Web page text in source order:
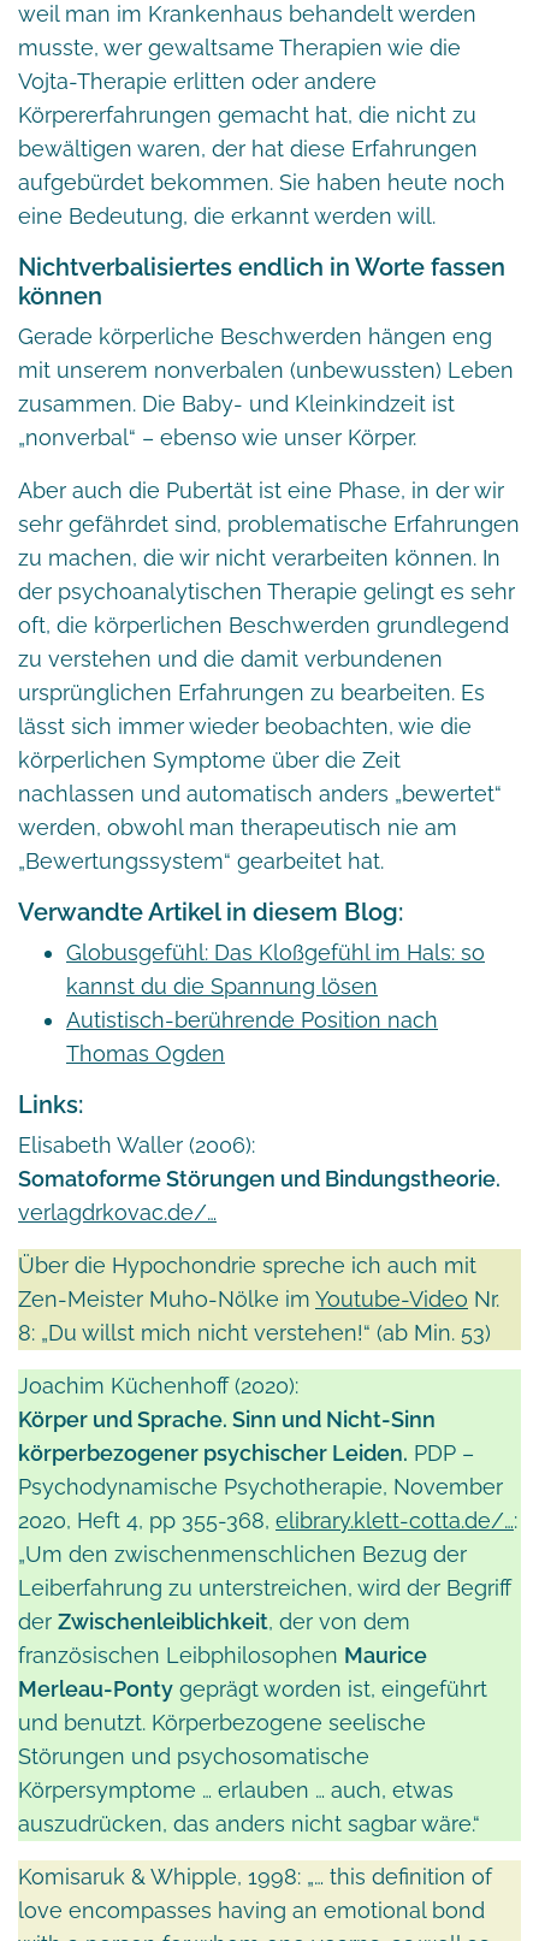
weil man im Krankenhaus behandelt werden
musste, wer gewaltsame Therapien wie die
Vojta-Therapie erlitten oder andere
Körpererfahrungen gemacht hat, die nicht zu
bewältigen waren, der hat diese Erfahrungen
aufgebürdet bekommen. Sie haben heute noch
eine Bedeutung, die erkannt werden will.
Nichtverbalisiertes endlich in Worte fassen
können
Gerade körperliche Beschwerden hängen eng
mit unserem nonverbalen (unbewussten) Leben
zusammen. Die Baby- und Kleinkindzeit ist
„nonverbal“ – ebenso wie unser Körper.
Aber auch die Pubertät ist eine Phase, in der wir
sehr gefährdet sind, problematische Erfahrungen
zu machen, die wir nicht verarbeiten können. In
der psychoanalytischen Therapie gelingt es sehr
oft, die körperlichen Beschwerden grundlegend
zu verstehen und die damit verbundenen
ursprünglichen Erfahrungen zu bearbeiten. Es
lässt sich immer wieder beobachten, wie die
körperlichen Symptome über die Zeit
nachlassen und automatisch anders „bewertet“
werden, obwohl man therapeutisch nie am
„Bewertungssystem“ gearbeitet hat.
Verwandte Artikel in diesem Blog:
Globusgefühl: Das Kloßgefühl im Hals: so
kannst du die Spannung lösen
Autistisch-berührende Position nach
Thomas Ogden
Links:
Elisabeth Waller (2006):
Somatoforme Störungen und Bindungstheorie.
verlagdrkovac.de/…
Über die Hypochondrie spreche ich auch mit
Zen-Meister Muho-Nölke im Youtube-Video Nr.
8: „Du willst mich nicht verstehen!“ (ab Min. 53)
Joachim Küchenhoff (2020):
Körper und Sprache. Sinn und Nicht-Sinn
körperbezogener psychischer Leiden. PDP –
Psychodynamische Psychotherapie, November
2020, Heft 4, pp 355-368, elibrary.klett-cotta.de/…:
„Um den zwischenmenschlichen Bezug der
Leiberfahrung zu unterstreichen, wird der Begriff
der Zwischenleiblichkeit, der von dem
französischen Leibphilosophen Maurice
Merleau-Ponty geprägt worden ist, eingeführt
und benutzt. Körperbezogene seelische
Störungen und psychosomatische
Körpersymptome … erlauben … auch, etwas
auszudrücken, das anders nicht sagbar wäre.“
Komisaruk & Whipple, 1998: „… this definition of
love encompasses having an emotional bond